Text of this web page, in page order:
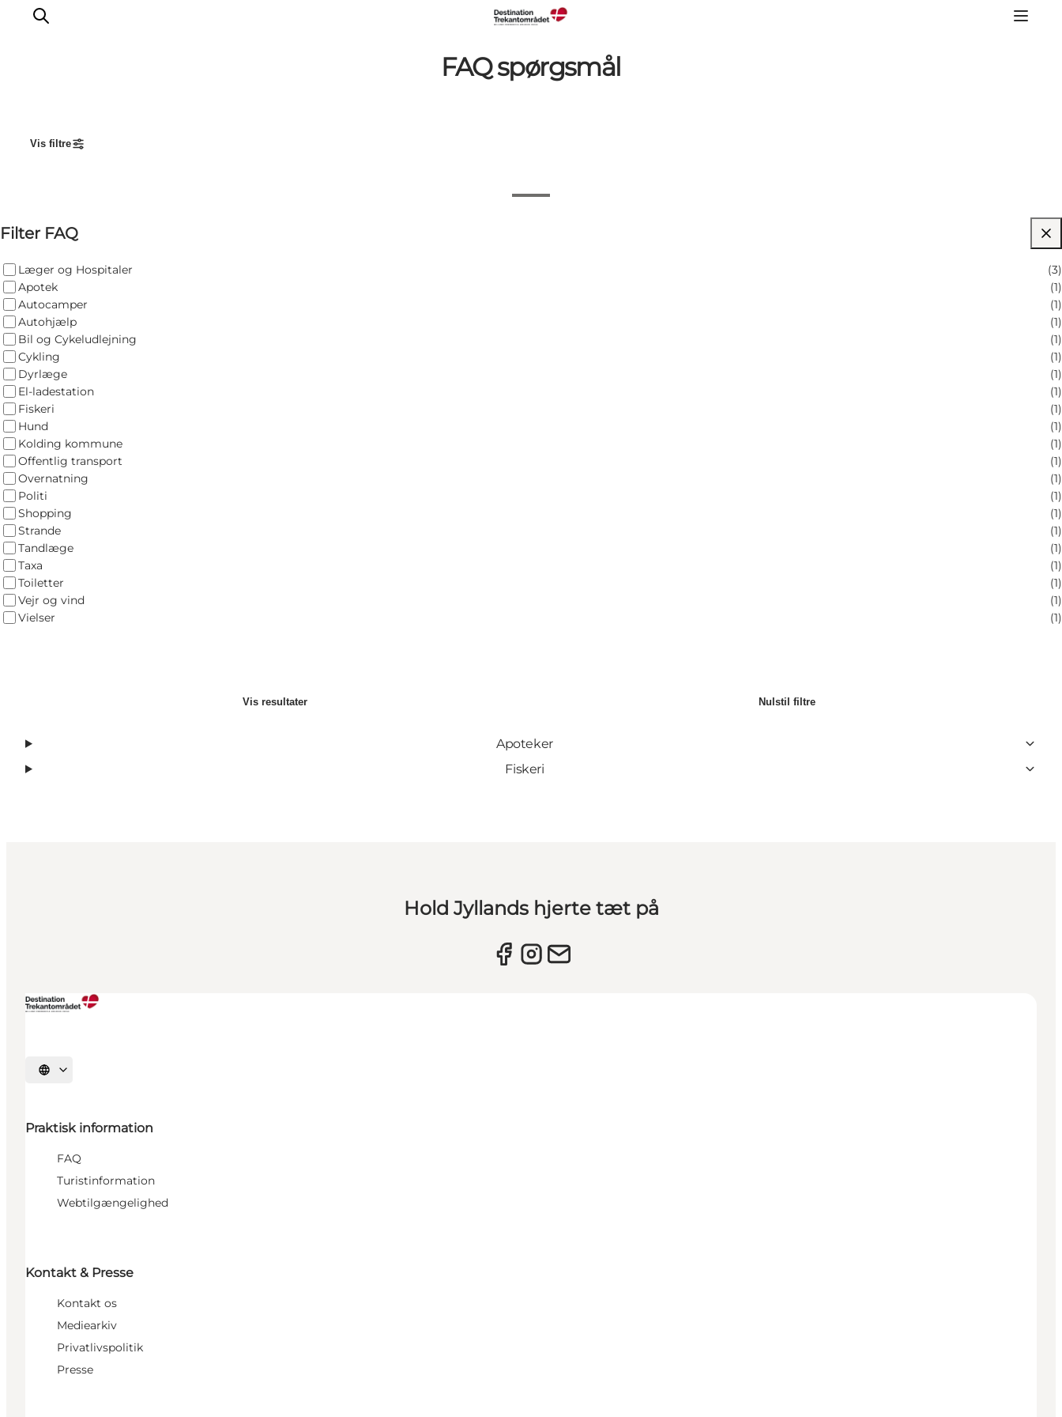
LEGOLAND® Billund Resort
Planlæg din rejse
Køb
FAQ spørgsmål
Vis filtre
Filter FAQ
Læger og Hospitaler (3)
Apotek
(1)
Autocamper
(1)
Autohjælp
(1)
Bil og Cykeludlejning
(1)
Cykling
(1)
Dyrlæge
(1)
El-ladestation
(1)
Fiskeri
(1)
Hund
(1)
Kolding kommune
(1)
Offentlig transport
(1)
Overnatning
(1)
Politi
(1)
Shopping
(1)
Strande
(1)
Tandlæge
(1)
Taxa
(1)
Toiletter
(1)
Vejr og vind
(1)
Vielser
(1)
Vis resultater Nulstil filtre
Apoteker
Fiskeri
Hold Jyllands hjerte tæt på
Vælg sprog
Praktisk information
FAQ
Turistinformation
Webtilgængelighed
Kontakt & Presse
Kontakt os
Mediearkiv
Privatlivspolitik
Presse